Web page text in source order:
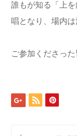
誰もが知る「上
唱となり、場内は
ご参加くださっ